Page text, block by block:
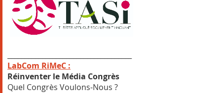
LabCom RiMeC :
Réinventer le Média Congrès
Quel Congrès Voulons-Nous ?